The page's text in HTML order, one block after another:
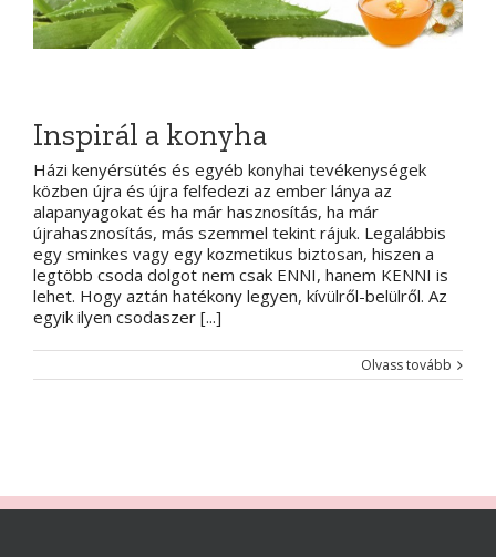
Inspirál a konyha
Házi kenyérsütés és egyéb konyhai tevékenységek
közben újra és újra felfedezi az ember lánya az
alapanyagokat és ha már hasznosítás, ha már
újrahasznosítás, más szemmel tekint rájuk. Legalábbis
egy sminkes vagy egy kozmetikus biztosan, hiszen a
legtöbb csoda dolgot nem csak ENNI, hanem KENNI is
lehet. Hogy aztán hatékony legyen, kívülről-belülről. Az
egyik ilyen csodaszer [...]
Olvass tovább